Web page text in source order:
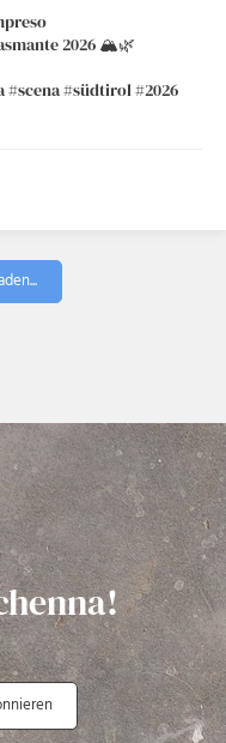
2026 🏔️🌿
#südtirol #2026